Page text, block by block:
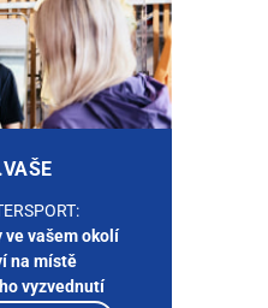
ve vašem okolí
na místě
vyzvednutí